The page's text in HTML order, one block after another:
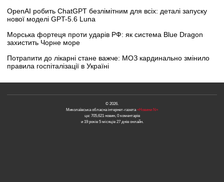
OpenAI робить ChatGPT безлімітним для всіх: деталі запуску
нової моделі GPT-5.6 Luna
Морська фортеця проти ударів РФ: як система Blue Dragon
захистить Чорне море
Потрапити до лікарні стане важче: МОЗ кардинально змінило
правила госпіталізації в Україні
© 2026.
Миколаївська обласна інтернет-газета «Новини N»
це: 705,621 новин, 0 коментарів
и 19 років 5 місяців 27 днів онлайн.